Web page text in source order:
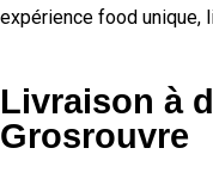
expérience food unique,
Livraison à
Grosrouvre